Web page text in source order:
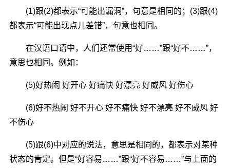
(1)跟(2)都表示“可能出漏洞”，句意是相同的；(3)跟(4)
都表示“可能出现点儿差错”，句意也相同。
在汉语口语中，人们还常使用“好……”跟“好不……”，
意思也相同。例如：
(5)好热闹 好开心 好痛快 好漂亮 好威风 好伤心
(6)好不热闹 好不开心 好不痛快 好不漂亮 好不威风 好
不伤心
(5)跟(6)中对应的说法，意思是相同的，都表示对某种
状态的肯定。但是“好容易……”跟“好不容易……”与上面的